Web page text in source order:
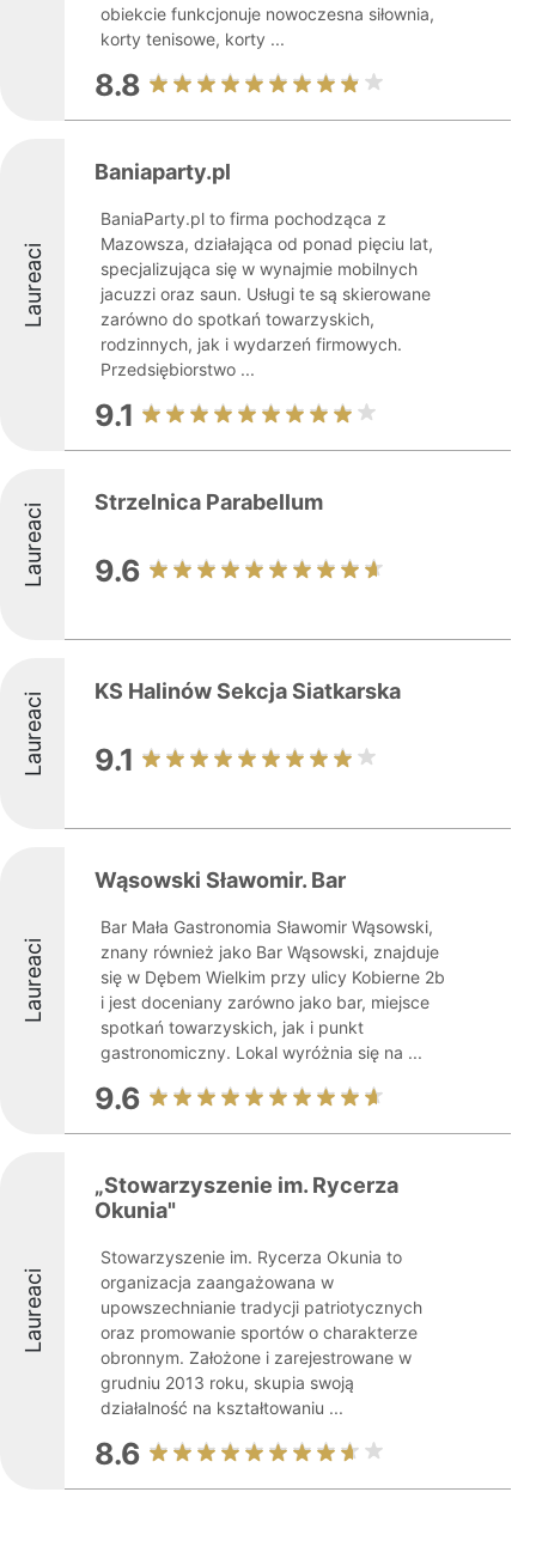
obiekcie funkcjonuje nowoczesna siłownia,
korty tenisowe, korty ...
8.8
Laureaci
Baniaparty.pl
BaniaParty.pl to firma pochodząca z
Mazowsza, działająca od ponad pięciu lat,
specjalizująca się w wynajmie mobilnych
jacuzzi oraz saun. Usługi te są skierowane
zarówno do spotkań towarzyskich,
rodzinnych, jak i wydarzeń firmowych.
Przedsiębiorstwo ...
9.1
Laureaci Strzelnica Parabellum
9.6
Laureaci KS Halinów Sekcja Siatkarska
9.1
Laureaci
Wąsowski Sławomir. Bar
Bar Mała Gastronomia Sławomir Wąsowski,
znany również jako Bar Wąsowski, znajduje
się w Dębem Wielkim przy ulicy Kobierne 2b
i jest doceniany zarówno jako bar, miejsce
spotkań towarzyskich, jak i punkt
gastronomiczny. Lokal wyróżnia się na ...
9.6
Laureaci
„Stowarzyszenie im. Rycerza
Okunia"
Stowarzyszenie im. Rycerza Okunia to
organizacja zaangażowana w
upowszechnianie tradycji patriotycznych
oraz promowanie sportów o charakterze
obronnym. Założone i zarejestrowane w
grudniu 2013 roku, skupia swoją
działalność na kształtowaniu ...
8.6